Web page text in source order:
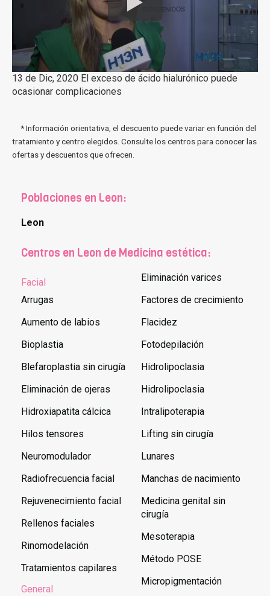
13 de Dic, 2020 El exceso de ácido hialurónico puede
ocasionar complicaciones
* Información orientativa, el descuento puede variar en función del
tratamiento y centro elegidos. Consulte los centros para conocer las
ofertas y descuentos que ofrecen.
Poblaciones en Leon:
Leon
Centros en Leon de Medicina estética:
Facial
Arrugas
Aumento de labios
Bioplastia
Blefaroplastia sin cirugía
Eliminación de ojeras
Hidroxiapatita cálcica
Hilos tensores
Neuromodulador
Radiofrecuencia facial
Rejuvenecimiento facial
Rellenos faciales
Rinomodelación
Tratamientos capilares
General
Eliminación varices
Factores de crecimiento
Flacidez
Fotodepilación
Hidrolipoclasia
Hidrolipoclasia
Intralipoterapia
Lifting sin cirugía
Lunares
Manchas de nacimiento
Medicina genital sin
cirugía
Mesoterapia
Método POSE
Micropigmentación